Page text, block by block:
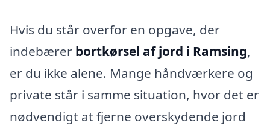
Hvis du står overfor en opgave, der
indebærer bortkørsel af jord i Ramsing,
er du ikke alene. Mange håndværkere og
private står i samme situation, hvor det er
nødvendigt at fjerne overskydende jord